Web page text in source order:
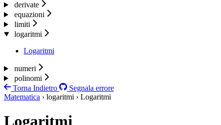
derivate
equazioni
limiti
logaritmi
Logaritmi
numeri
polinomi
Torna Indietro
Segnala errore
Matematica › logaritmi › Logaritmi
Logaritmi